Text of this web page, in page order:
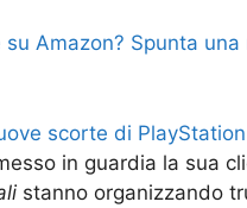
su Amazon? Spunta
scorte di
in guardia la sua
stanno organizzando